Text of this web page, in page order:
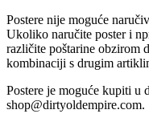
Postere nije moguće
Ukoliko naručite poster i
različite poštarine obzirom
kombinaciji s drugim
Postere je moguće kupiti u
shop@dirtyoldempire.com.